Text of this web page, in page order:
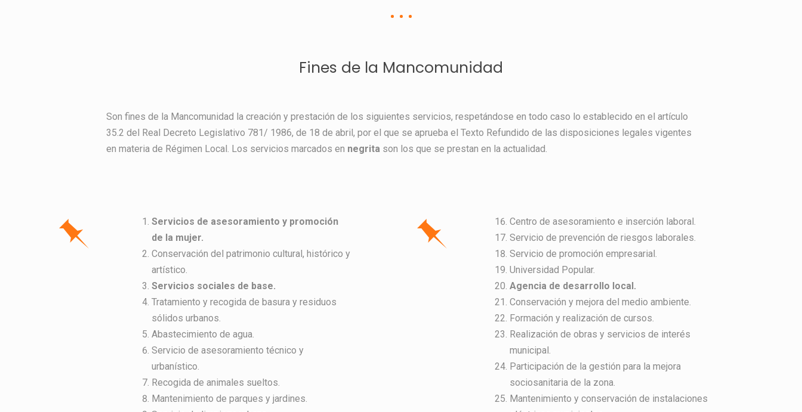
Fines de la Mancomunidad
Son fines de la Mancomunidad la creación y prestación de los siguientes servicios, respetándose en todo caso lo establecido en el artículo
35.2 del Real Decreto Legislativo 781/ 1986, de 18 de abril, por el que se aprueba el Texto Refundido de las disposiciones legales vigentes
en materia de Régimen Local. Los servicios marcados en negrita son los que se prestan en la actualidad.
Servicios de asesoramiento y promoción
de la mujer.
Conservación del patrimonio cultural, histórico y
artístico.
Servicios sociales de base.
Tratamiento y recogida de basura y residuos
sólidos urbanos.
Abastecimiento de agua.
Servicio de asesoramiento técnico y
urbanístico.
Recogida de animales sueltos.
Mantenimiento de parques y jardines.
Centro de asesoramiento e inserción laboral.
Servicio de prevención de riesgos laborales.
Servicio de promoción empresarial.
Universidad Popular.
Agencia de desarrollo local.
Conservación y mejora del medio ambiente.
Formación y realización de cursos.
Realización de obras y servicios de interés
municipal.
Participación de la gestión para la mejora
sociosanitaria de la zona.
Mantenimiento y conservación de instalaciones